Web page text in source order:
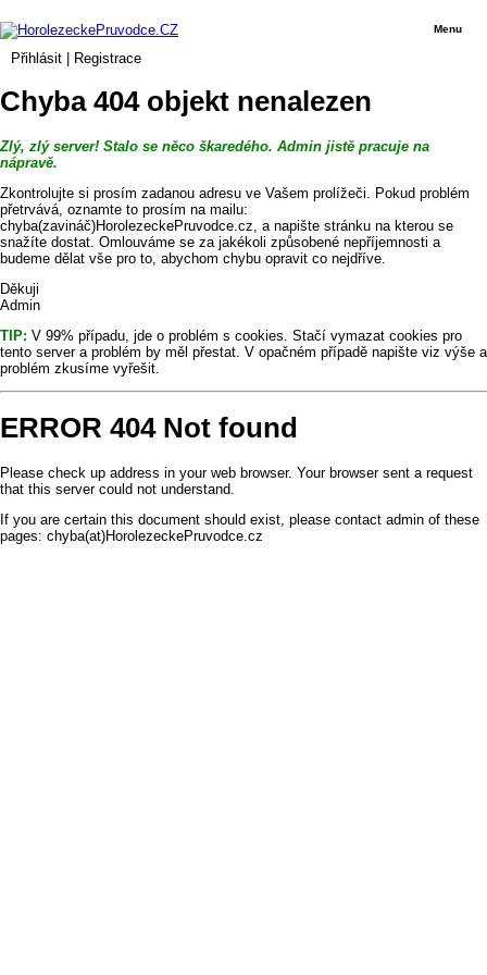
Přihlásit Registrace
Menu
Chyba 404 objekt nenalezen
Zlý, zlý server! Stalo se něco škaredého. Admin jistě pracuje na
nápravě.
Zkontrolujte si prosím zadanou adresu ve Vašem prolížeči. Pokud problém
přetrvává, oznamte to prosím na mailu:
chyba(zavináč)HorolezeckePruvodce.cz, a napište stránku na kterou se
snažíte dostat. Omlouváme se za jakékoli způsobené nepříjemnosti a
budeme dělat vše pro to, abychom chybu opravit co nejdříve.
Děkuji
Admin
TIP: V 99% případu, jde o problém s cookies. Stačí vymazat cookies pro
tento server a problém by měl přestat. V opačném případě napište viz výše a
problém zkusíme vyřešit.
ERROR 404 Not found
Please check up address in your web browser. Your browser sent a request
that this server could not understand.
If you are certain this document should exist, please contact admin of these
pages: chyba(at)HorolezeckePruvodce.cz